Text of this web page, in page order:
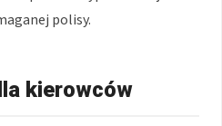
polisy.
kierowców